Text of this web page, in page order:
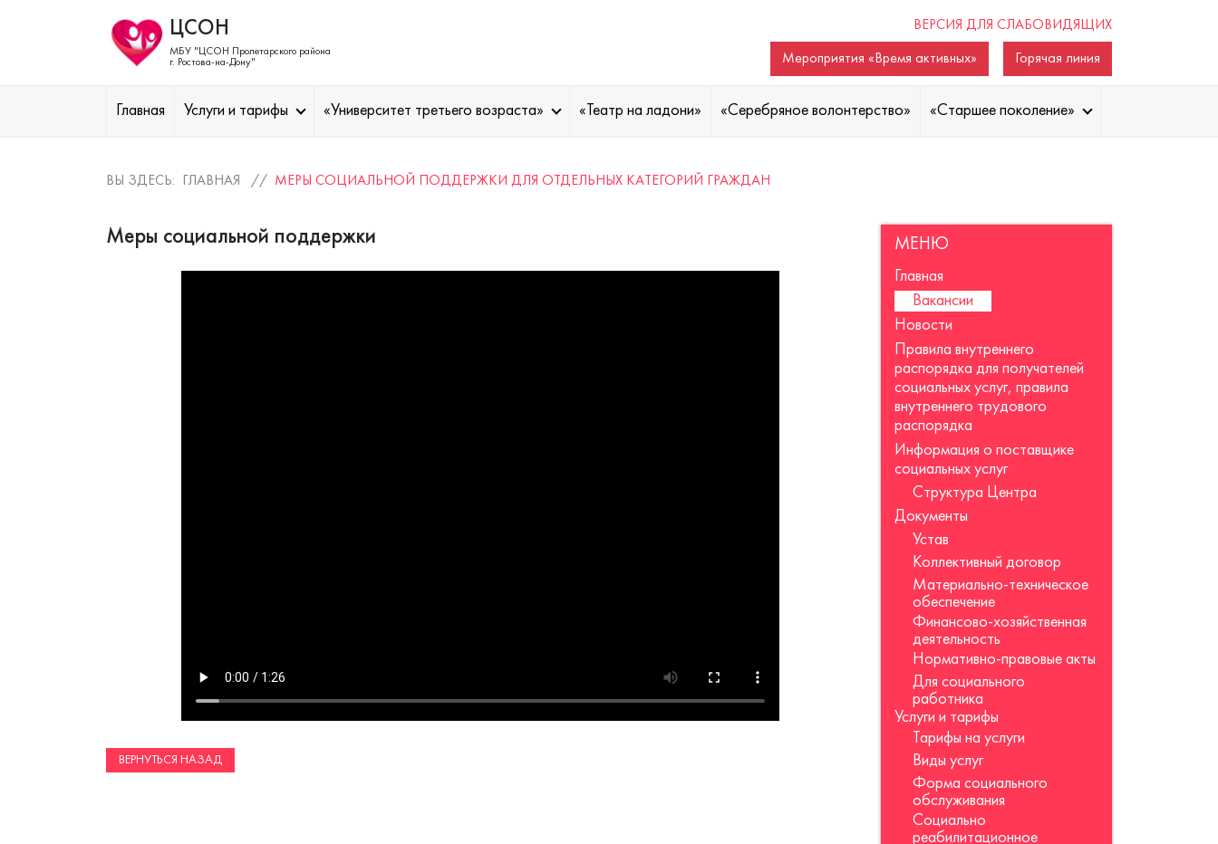
ЦСОН
МБУ "ЦСОН Пролетарского района
г. Ростова-на-Дону"
ВЕРСИЯ ДЛЯ СЛАБОВИДЯЩИХ
Мероприятия «Время активных» Горячая линия
Главная Услуги и тарифы «Университет третьего возраста» «Театр на ладони» «Серебряное волонтерство» «Старшее поколение»
ВЫ ЗДЕСЬ: ГЛАВНАЯ // МЕРЫ СОЦИАЛЬНОЙ ПОДДЕРЖКИ ДЛЯ ОТДЕЛЬНЫХ КАТЕГОРИЙ ГРАЖДАН
Меры социальной поддержки
ВЕРНУТЬСЯ НАЗАД
МЕНЮ
Главная
Вакансии
Новости
Правила внутреннего
распорядка для получателей
социальных услуг, правила
внутреннего трудового
распорядка
Информация о поставщике
социальных услуг
Структура Центра
Документы
Устав
Коллективный договор
Материально-техническое
обеспечение
Финансово-хозяйственная
деятельность
Нормативно-правовые акты
Для социального
работника
Услуги и тарифы
Тарифы на услуги
Виды услуг
Форма социального
обслуживания
Социально
реабилитационное